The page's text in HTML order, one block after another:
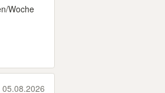
Woche
05.08.2026